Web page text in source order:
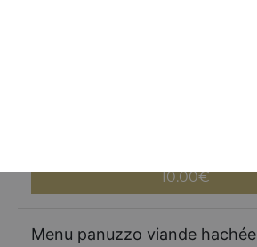
10.00€
Menu panuzzo viande hachée